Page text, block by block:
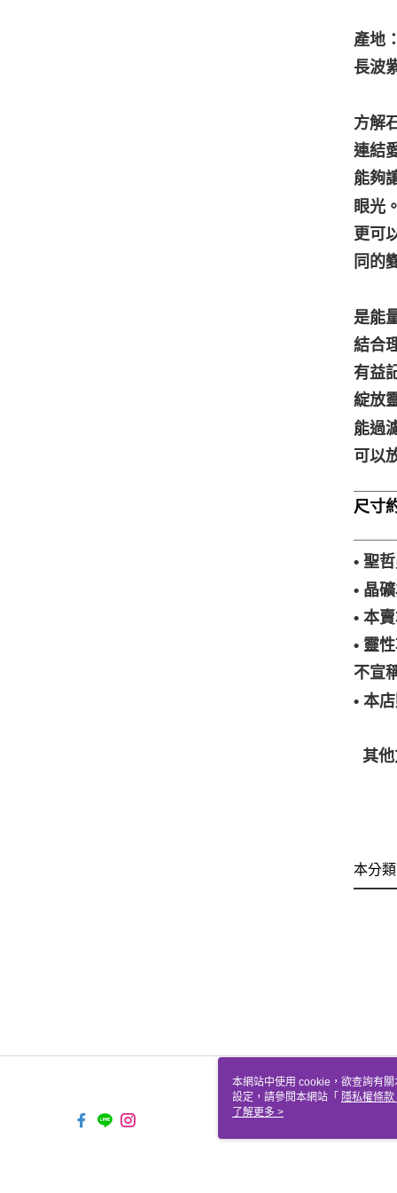
產地
長波
方解
連結
能夠
眼光
更可
同的
是能
結合
有益
綻放
能過
可以
尺寸
• 聖
• 晶
• 本
• 靈
不宣
• 本
其
本分
本網站中使用 cookie，欲查詢有
設定，請參閱本網站「 隱私權條款
使用 cookie。
了解更多 >